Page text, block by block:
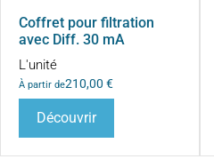
Coffret pour filtration
avec Diff. 30 mA
L'unité
À partir de210,00 €
Découvrir